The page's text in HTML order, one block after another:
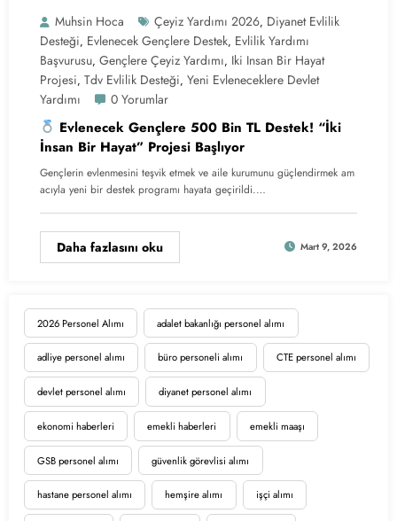
2026 Personel Alımı adalet bakanlığı personel alımı
adliye personel alımı büro personeli alımı CTE personel alımı
devlet personel alımı diyanet personel alımı
ekonomi haberleri emekli haberleri emekli maaşı
GSB personel alımı güvenlik görevlisi alımı
hastane personel alımı hemşire alımı işçi alımı
Muhsin Hoca Çeyiz Yardımı 2026, Diyanet Evlilik
Desteği, Evlenecek Gençlere Destek, Evlilik Yardımı
Başvurusu, Gençlere Çeyiz Yardımı, Iki Insan Bir Hayat
Projesi, Tdv Evlilik Desteği, Yeni Evleneceklere Devlet
Yardımı
0 Yorumlar
Evlenecek Gençlere 500 Bin TL Destek! “İki
İnsan Bir Hayat” Projesi Başlıyor
Gençlerin evlenmesini teşvik etmek ve aile kurumunu güçlendirmek am
acıyla yeni bir destek programı hayata geçirildi.…
Daha fazlasını oku Mart 9, 2026